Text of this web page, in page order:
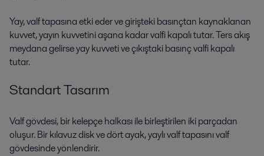
Yay, valf tapasına etki eder ve girişteki basınçtan kaynaklanan
kuvvet, yayın kuvvetini aşana kadar valfi kapalı tutar. Ters akış
meydana gelirse yay kuvveti ve çıkıştaki basınç valfi kapalı
tutar.
Standart Tasarım
Valf gövdesi, bir kelepçe halkası ile birleştirilen iki parçadan
oluşur. Bir kılavuz disk ve dört ayak, yaylı valf tapasını valf
gövdesinde yönlendirir.